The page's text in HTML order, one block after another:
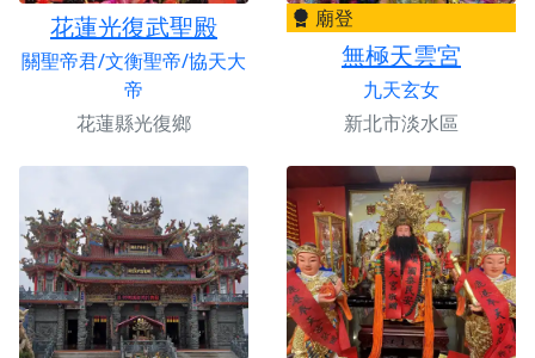
花蓮光復武聖殿
關聖帝君/文衡聖帝/協天大
帝
花蓮縣光復鄉
廟登
無極天雲宮
九天玄女
新北市淡水區